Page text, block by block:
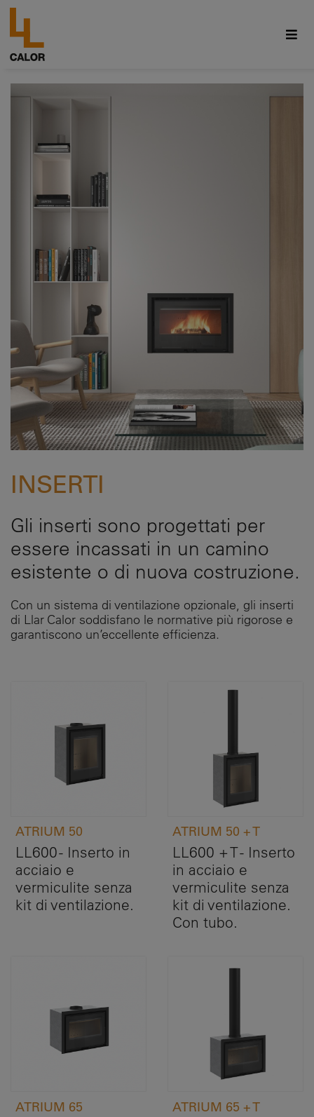
INSERTI
Gli inserti sono progettati per
essere incassati in un camino
esistente o di nuova costruzione.
Con un sistema di ventilazione opzionale, gli inserti
di Llar Calor soddisfano le normative più rigorose e
garantiscono un’eccellente efficienza.
ATRIUM 50
LL600 - Inserto in
acciaio e
vermiculite senza
kit di ventilazione.
ATRIUM 50 + T
LL600 + T - Inserto
in acciaio e
vermiculite senza
kit di ventilazione.
Con tubo.
ATRIUM 65 ATRIUM 65 + T